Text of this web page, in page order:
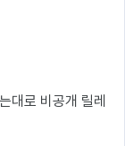
대로 비공개 릴레